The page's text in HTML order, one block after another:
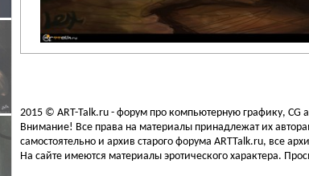
2015 © ART-Talk.ru - форум про компьютерную графику, CG
Внимание! Все права на материалы принадлежат их
самостоятельно и архив старого форума ARTTalk.ru, все
На сайте имеются материалы эротического характера.